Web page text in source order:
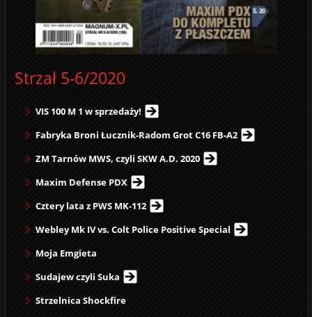
Strzał 5-6/2020
VIS 100 M 1 w sprzedaży!
Fabryka Broni Łucznik-Radom Grot C16 FB-A2
ZM Tarnów MWS, czyli SKW A.D. 2020
Maxim Defense PDX
Cztery lata z PWS MK-112
Webley Mk IV vs. Colt Police Positive Special
Moja Emgieta
Sudajew czyli Suka
Strzelnica Shockfire